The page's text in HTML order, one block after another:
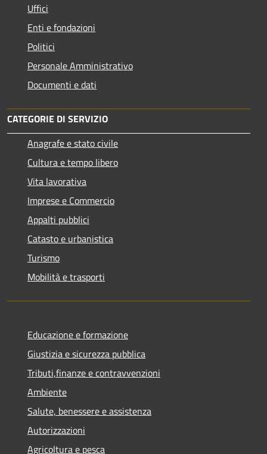
Uffici
Enti e fondazioni
Politici
Personale Amministrativo
Documenti e dati
CATEGORIE DI SERVIZIO
Anagrafe e stato civile
Cultura e tempo libero
Vita lavorativa
Imprese e Commercio
Appalti pubblici
Catasto e urbanistica
Turismo
Mobilità e trasporti
Educazione e formazione
Giustizia e sicurezza pubblica
Tributi,finanze e contravvenzioni
Ambiente
Salute, benessere e assistenza
Autorizzazioni
Agricoltura e pesca